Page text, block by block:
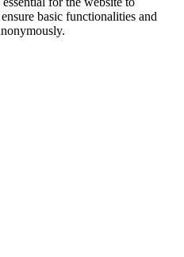
basic functionalities and